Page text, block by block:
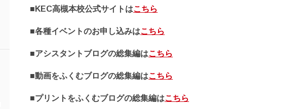
■KEC高槻本校公式サイトはこちら
■各種イベントのお申し込みはこちら
■アシスタントブログの総集編はこちら
■動画をふくむブログの総集編はこちら
■プリントをふくむブログの総集編はこちら